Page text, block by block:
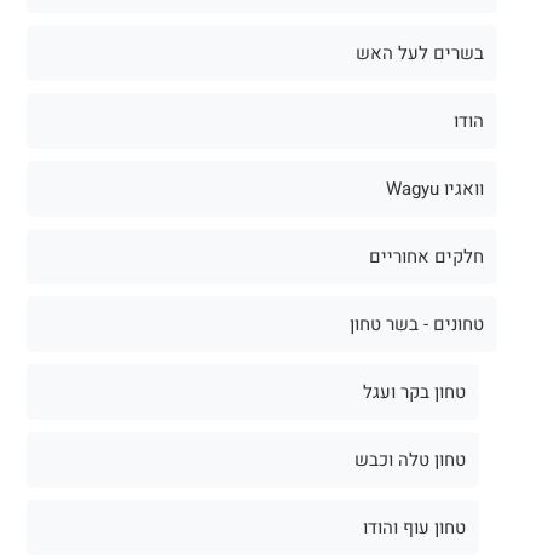
בשרים לעל האש
הודו
וואגיו Wagyu
חלקים אחוריים
טחונים - בשר טחון
טחון בקר ועגל
טחון טלה וכבש
טחון עוף והודו